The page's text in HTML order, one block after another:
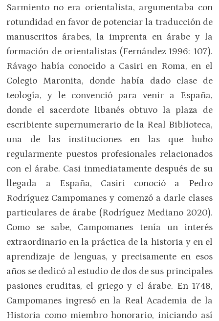
Sarmiento no era orientalista, argumentaba con
rotundidad en favor de potenciar la traducción de
manuscritos árabes, la imprenta en árabe y la
formación de orientalistas (Fernández 1996: 107).
Rávago había conocido a Casiri en Roma, en el
Colegio Maronita, donde había dado clase de
teología, y le convenció para venir a España,
donde el sacerdote libanés obtuvo la plaza de
escribiente supernumerario de la Real Biblioteca,
una de las instituciones en las que hubo
regularmente puestos profesionales relacionados
con el árabe. Casi inmediatamente después de su
llegada a España, Casiri conoció a Pedro
Rodríguez Campomanes y comenzó a darle clases
particulares de árabe (Rodríguez Mediano 2020).
Como se sabe, Campomanes tenía un interés
extraordinario en la práctica de la historia y en el
aprendizaje de lenguas, y precisamente en esos
años se dedicó al estudio de dos de sus principales
pasiones eruditas, el griego y el árabe. En 1748,
Campomanes ingresó en la Real Academia de la
Historia como miembro honorario, iniciando así